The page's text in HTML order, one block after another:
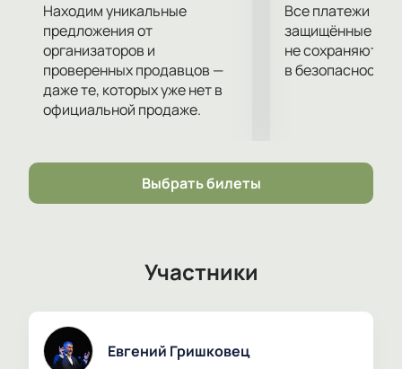
Находим уникальные
предложения от
организаторов и
проверенных продавцов —
даже те, которых уже нет в
официальной продаже.
Все платежи
защищённые
не сохраняются
в безопасности.
Выбрать билеты
Участники
Евгений Гришковец